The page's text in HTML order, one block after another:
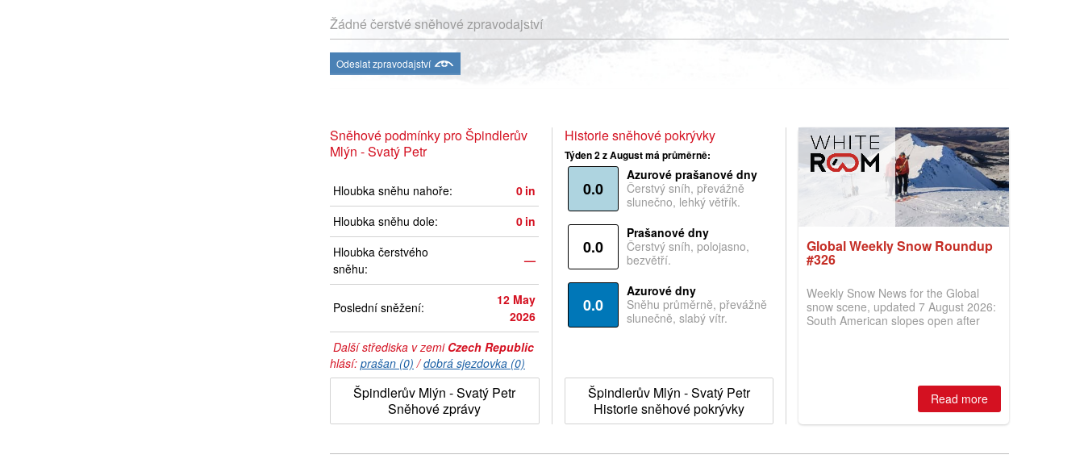
Žádné čerstvé sněhové zpravodajství
Odeslat zpravodajství
Sněhové podmínky pro Špindlerův
Mlýn - Svatý Petr
Hloubka sněhu nahoře: 0 in
Hloubka sněhu dole:
0 in
Hloubka čerstvého
sněhu:
—
Poslední sněžení:
12 May
2026
Další střediska v zemi Czech Republic
hlásí: prašan (0) /dobrá sjezdovka (0)
Špindlerův Mlýn - Svatý Petr
Sněhové zprávy
Historie sněhové pokrývky
Týden 2 z August má průměrně:
0.0
Azurové prašanové dny
Čerstvý sníh, převážně
slunečno, lehký větřík.
0.0
Prašanové dny
Čerstvý sníh, polojasno,
bezvětří.
0.0
Azurové dny
Sněhu průměrně, převážně
slunečně, slabý vítr.
Špindlerův Mlýn - Svatý Petr
Historie sněhové pokrývky
Global Weekly Snow Roundup
#326
Weekly Snow News for the Global
snow scene, updated 7 August 2026:
South American slopes open after
two outdoor areas still open.
Read more